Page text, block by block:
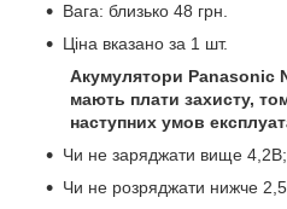
Вага: близько 48 грн.
Ціна вказано за 1 шт.
Акумулятори Panasonic
мають плати захисту,
наступних умов
Чи не заряджати вище 4,2В;
Чи не розряджати нижче